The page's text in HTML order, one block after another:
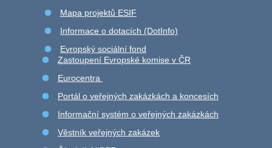
Mapa projektů ESIF
Informace o dotacích (DotInfo)
Evropský sociální fond
Zastoupení Evropské komise v ČR
Eurocentra
Portál o veřejných zakázkách a koncesích
Informační systém o veřejných zakázkách
Věstník veřejných zakázek